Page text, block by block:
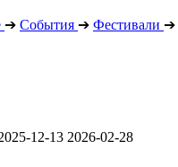
➔ События ➔ Фестивали ➔
12-13 2026-02-28